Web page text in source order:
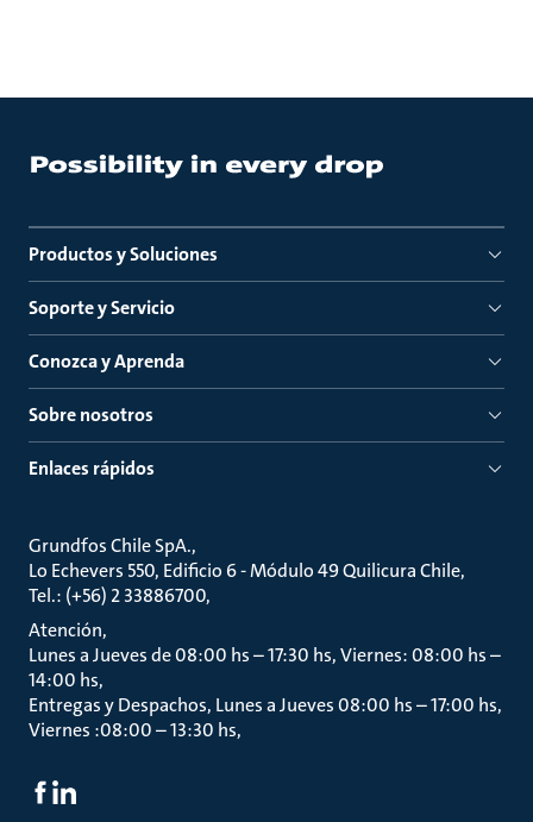
Productos y Soluciones
Soporte y Servicio
Conozca y Aprenda
Sobre nosotros
Enlaces rápidos
Grundfos Chile SpA.
Lo Echevers 550, Edificio 6 - Módulo 49 Quilicura Chile
Tel.: (+56) 2 33886700
Atención
Lunes a Jueves de 08:00 hs – 17:30 hs, Viernes: 08:00 hs –
14:00 hs
Entregas y Despachos, Lunes a Jueves 08:00 hs – 17:00 hs,
Viernes :08:00 – 13:30 hs